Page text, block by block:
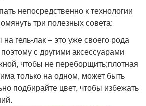
непосредственно к технологии
три полезных совета:
на гель-лак – это уже своего рода
с другими аксессуарами
чтобы не переборщить;плотная
только на одном, может быть
подбирайте цвет, чтобы избежать